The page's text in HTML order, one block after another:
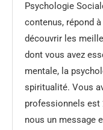
Psychologie
contenus, répond
découvrir les
dont vous avez
mentale, la
spiritualité. Vous
professionnels est
nous un message